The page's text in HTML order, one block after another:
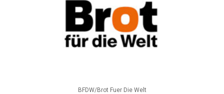
BFDW/Brot Fuer Die Welt